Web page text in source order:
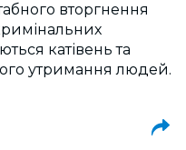
вторгнення
катівень та
утримання людей.